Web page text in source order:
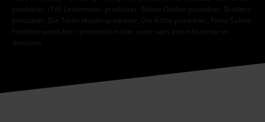
produkter, (Till) Lindemann,-produkter, Böhse Onklez-produkter, Broilers-
produkter, Die Toten Hosen-produkter, Die Ärzte-produkter, Feine Sahne
Fischfilet-produkter, presentkort eller varor vars pris inkluderar en
donation.